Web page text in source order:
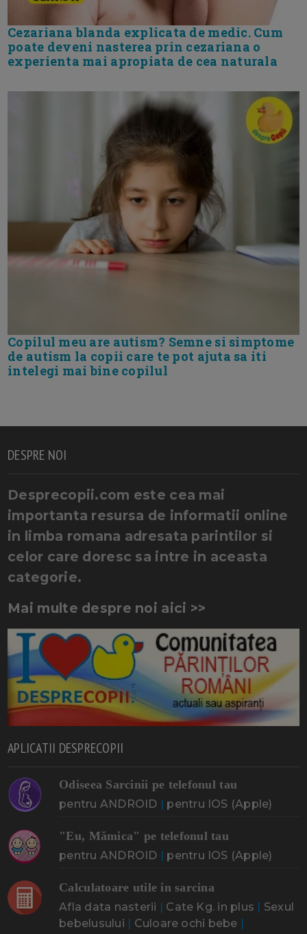
Cezariana blanda explicata de medic. Cum
poate deveni nasterea prin cezariana o
experienta mai apropiata de cea naturala
Copilul meu are autism? Semne si simptome
de autism la copii care te pot ajuta sa iti
intelegi mai bine copilul
DESPRE NOI
Desprecopii.com este cea mai
importanta resursa de informatii online
in limba romana adresata parintilor si
celor care doresc sa intre in aceasta
categorie.
Mai multe despre noi aici >>
APLICATII DESPRECOPII
Odiseea Sarcinii pe telefonul tau
pentru ANDROID | pentru IOS (Apple)
"Eu, Mămica" pe telefonul tau
pentru ANDROID | pentru IOS (Apple)
Calculatoare utile in sarcina
Afla data nasterii | Cate Kg. in plus | Sexul
bebelusului | Culoare ochi bebe |